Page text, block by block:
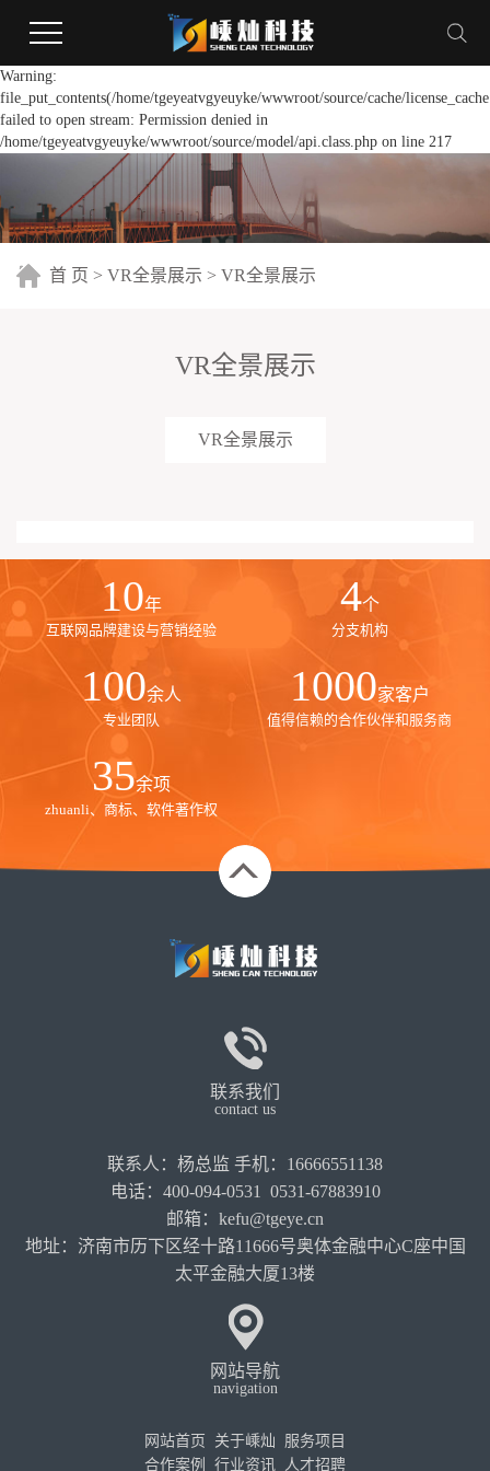
Warning:
file_put_contents(/home/tgeyeatvgyeuyke/wwwroot/source/cache/
failed to open stream: Permission denied in
/home/tgeyeatvgyeuyke/wwwroot/source/model/api.class.php on line 217
首 页 > VR全景展示 > VR全景展示
VR全景展示
VR全景展示
10年
互联网品牌建设与营销经验
4个
分支机构
100余人
专业团队
1000家客户
值得信赖的合作伙伴和服务商
35余项
zhuanli、商标、软件著作权
联系我们
contact us
联系人：杨总监 手机：16666551138
电话：400-094-0531 0531-67883910
邮箱：kefu@tgeye.cn
地址：济南市历下区经十路11666号奥体金融中心C座中国
太平金融大厦13楼
网站导航
navigation
网站首页 关于嵊灿
服务项目
合作案例
行业资讯 人才招聘